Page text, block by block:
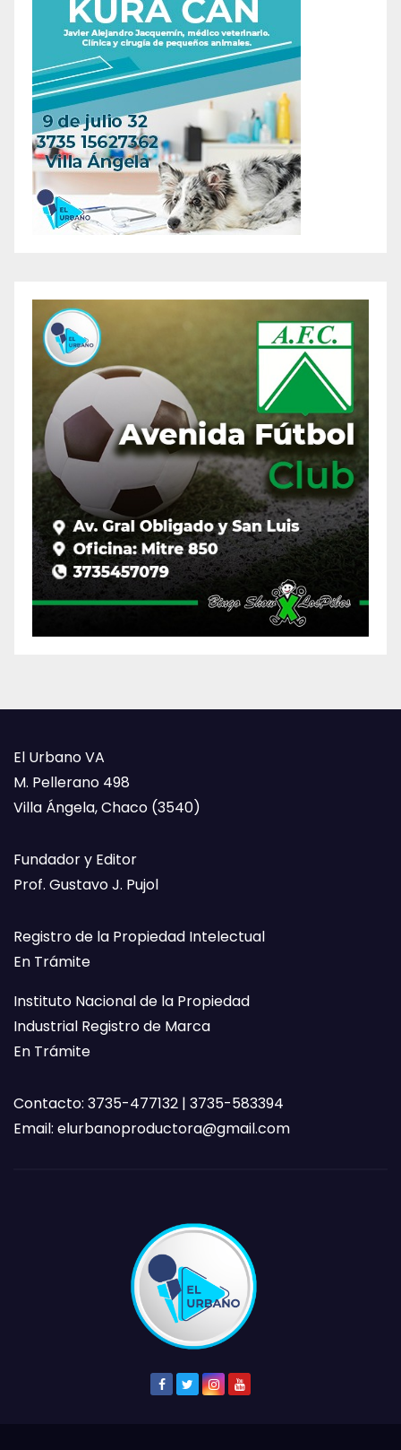
El Urbano VA
M. Pellerano 498
Villa Ángela, Chaco (3540)
Fundador y Editor
Prof. Gustavo J. Pujol
Registro de la Propiedad Intelectual
En Trámite
Instituto Nacional de la Propiedad
Industrial Registro de Marca
En Trámite
Contacto: 3735-477132 | 3735-583394
Email: elurbanoproductora@gmail.com